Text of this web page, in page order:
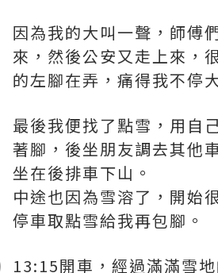
因為我的大叫一聲，師傅
來，然後公安又走上來，
的左腳在弄，痛得我不停
最後我便找了點雪，用自
著腳，後坐朋友調去其他
坐在後排車下山。
中途也因為雪溶了，開始
停車取點雪給我再包腳。
13:15開車，經過滿滿雪